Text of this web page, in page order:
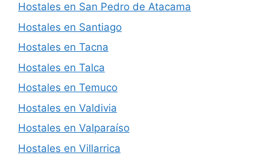
Hostales en San Pedro de Atacama
Hostales en Santiago
Hostales en Tacna
Hostales en Talca
Hostales en Temuco
Hostales en Valdivia
Hostales en Valparaíso
Hostales en Villarrica